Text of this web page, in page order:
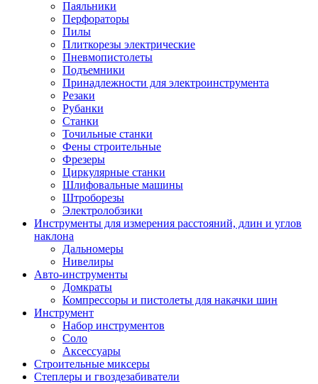
Паяльники
Перфораторы
Пилы
Плиткорезы электрические
Пневмопистолеты
Подъемники
Принадлежности для электроинструмента
Резаки
Рубанки
Станки
Точильные станки
Фены строительные
Фрезеры
Циркулярные станки
Шлифовальные машины
Штроборезы
Электролобзики
Инструменты для измерения расстояний, длин и углов
наклона
Дальномеры
Нивелиры
Авто-инструменты
Домкраты
Компрессоры и пистолеты для накачки шин
Инструмент
Набор инструментов
Соло
Аксессуары
Строительные миксеры
Степлеры и гвоздезабиватели